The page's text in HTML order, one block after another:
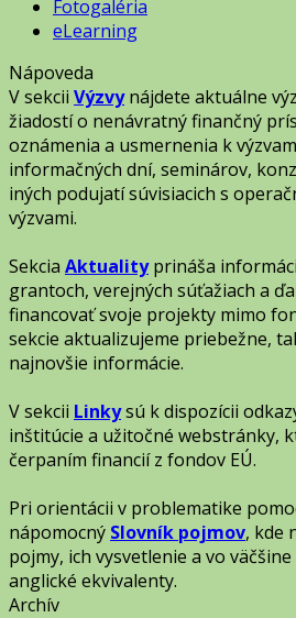
Fotogaléria
eLearning
Nápoveda
V sekcii Výzvynájdete aktuálne
žiadostí o nenávratný finančný
oznámenia a usmernenia k
informačných dní, seminárov,
iných podujatí súvisiacich s
výzvami.
Sekcia Aktualityprináša
grantoch, verejných súťažiach a
financovať svoje projekty mimo
sekcie aktualizujeme priebežne,
najnovšie informácie.
V sekcii Linkysú k dispozícii
inštitúcie a užitočné webstránky,
čerpaním financií z fondov EÚ.
Pri orientácii v problematike
nápomocný Slovník pojmov, kde
pojmy, ich vysvetlenie a vo
anglické ekvivalenty.
Archív